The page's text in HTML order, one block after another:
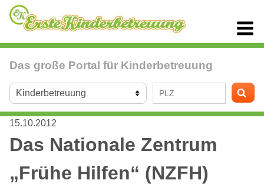
Das große Portal für Kinderbetreuung
15.10.2012
Das Nationale Zentrum
„Frühe Hilfen“ (NZFH)